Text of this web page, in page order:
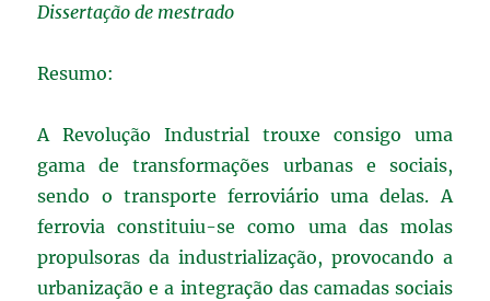
Dissertação de mestrado
Resumo:
A Revolução Industrial trouxe consigo uma
gama de transformações urbanas e sociais,
sendo o transporte ferroviário uma delas. A
ferrovia constituiu-se como uma das molas
propulsoras da industrialização, provocando a
urbanização e a integração das camadas sociais